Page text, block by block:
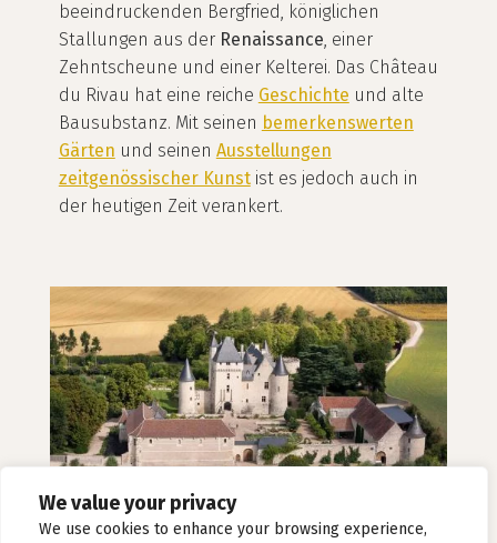
We value your privacy
We use cookies to enhance your browsing experience,
beeindruckenden Bergfried, königlichen
Stallungen aus der Renaissance, einer
Zehntscheune und einer Kelterei. Das Château
du Rivau hat eine reiche Geschichte und alte
Bausubstanz. Mit seinen bemerkenswerten
Gärten und seinen Ausstellungen
zeitgenössischer Kunstist es jedoch auch in
der heutigen Zeit verankert.